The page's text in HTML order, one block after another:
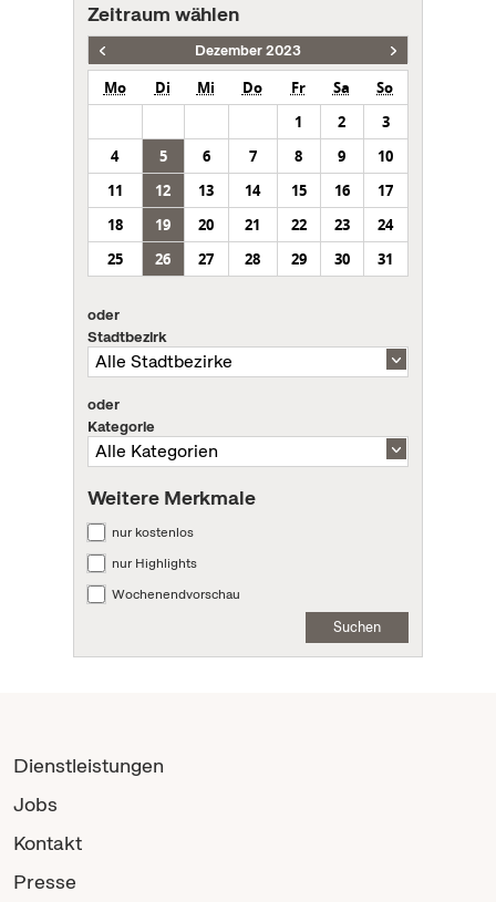
Zeitraum wählen
Dezember 2023
Mo Di Mi Do Fr Sa
So
1
2
3
4
5 6 7 8 9
10
11
12 13 14 15 16
17
18
19 20 21 22 23
24
25
26 27 28 29 30 31
oder
Stadtbezirk
oder
Kategorie
Weitere Merkmale
nur kostenlos
nur Highlights
Wochenendvorschau
Suchen
Dienstleistungen
Jobs
Kontakt
Presse